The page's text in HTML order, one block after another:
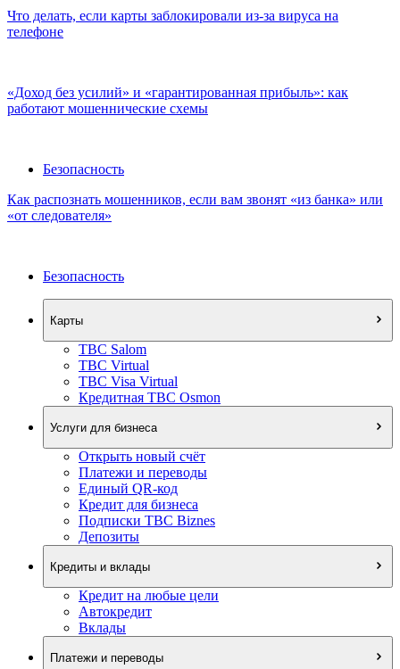
Что делать, если карты заблокировали из-за вируса на
телефоне
«Доход без усилий» и «гарантированная прибыль»: как
работают мошеннические схемы
Безопасность
Как распознать мошенников, если вам звонят «из банка» или
«от следователя»
Безопасность
Карты
TBC Salom
TBC Virtual
TBC Visa Virtual
Кредитная TBC Osmon
Услуги для бизнеса
Открыть новый счёт
Платежи и переводы
Единый QR-код
Кредит для бизнеса
Подписки TBC Biznes
Депозиты
Кредиты и вклады
Кредит на любые цели
Автокредит
Вклады
Платежи и переводы